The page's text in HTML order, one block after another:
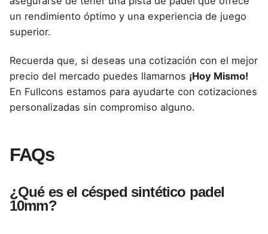
un rendimiento óptimo y una experiencia de juego
superior.
Recuerda que, si deseas una cotización con el mejor
precio del mercado puedes llamarnos ¡Hoy Mismo!
En Fullcons estamos para ayudarte con cotizaciones
personalizadas sin compromiso alguno.
FAQs
¿Qué es el césped sintético padel
10mm?